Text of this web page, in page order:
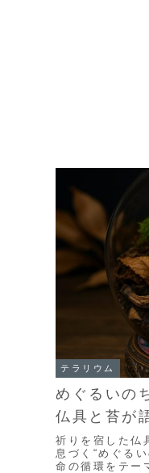
テラリウム
めぐるいの
仏具と苔が
祈りを宿した仏
息づく“めぐる
命の循環をテー